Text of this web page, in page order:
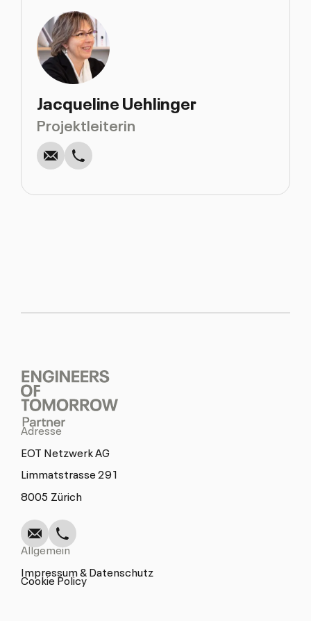
Jacqueline Uehlinger
Projektleiterin
Schreiben Kopieren
AnrufenKopieren
Adresse
EOT Netzwerk AG
Limmatstrasse 291
8005 Zürich
Allgemein
Impressum & Datenschutz
Cookie Policy